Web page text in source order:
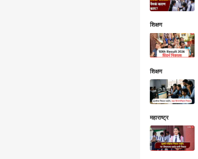
शिक्षण
शिक्षण
महाराष्ट्र